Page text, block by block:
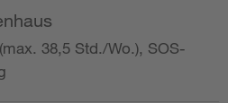
38,5 Std./Wo.), SOS-